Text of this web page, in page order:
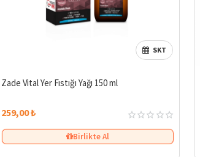
SKT
Zade Vital Yer Fıstığı Yağı 150 ml
259,00 ₺
Birlikte Al